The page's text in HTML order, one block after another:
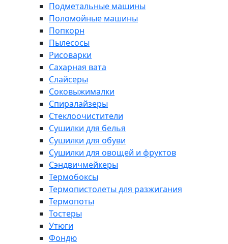
Подметальные машины
Поломойные машины
Попкорн
Пылесосы
Рисоварки
Сахарная вата
Слайсеры
Соковыжималки
Спиралайзеры
Стеклоочистители
Сушилки для белья
Сушилки для обуви
Сушилки для овощей и фруктов
Сэндвичмейкеры
Термобоксы
Термопистолеты для разжигания
Термопоты
Тостеры
Утюги
Фондю